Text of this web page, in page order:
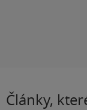
Články,